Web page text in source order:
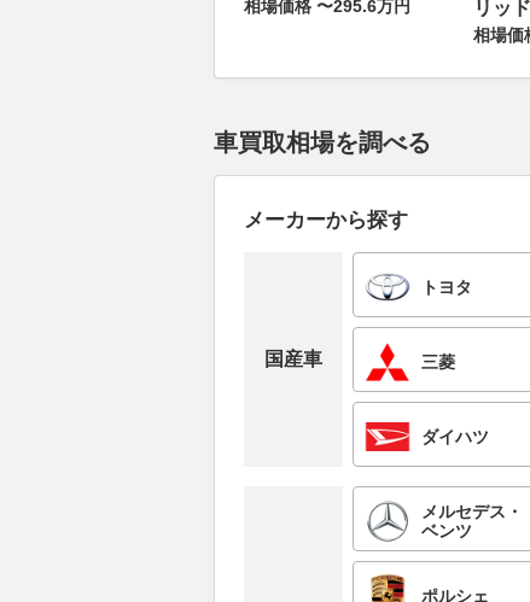
相場価格 〜295.6万円
リッド
相場価
車買取相場を調べる
メーカーから探す
国産車
トヨタ
三菱
ダイハツ
メルセデス・
ベンツ
ポルシェ